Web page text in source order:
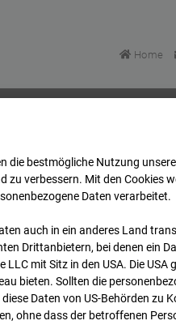
Home
2025 04 13 10:00
die best­mögliche Nutzung
zu verbessern. Mit den Cookies
Daten verarbeitet.
auch in ein anderes Land
Drittanbietern, bei denen ein
mit Sitz in den USA. Die USA
bieten. Sollten die
Daten von US-Behörden zu
ohne dass der betroffenen